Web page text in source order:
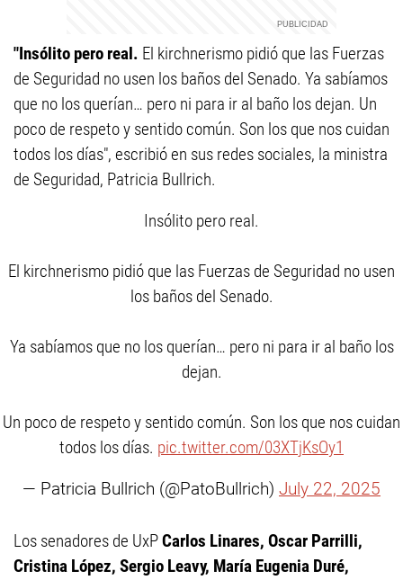
"Insólito pero real. El kirchnerismo pidió que las Fuerzas
de Seguridad no usen los baños del Senado. Ya sabíamos
que no los querían… pero ni para ir al baño los dejan. Un
poco de respeto y sentido común. Son los que nos cuidan
todos los días", escribió en sus redes sociales, la ministra
de Seguridad, Patricia Bullrich.
Insólito pero real.
El kirchnerismo pidió que las Fuerzas de Seguridad no usen
los baños del Senado.
Ya sabíamos que no los querían… pero ni para ir al baño los
dejan.
Un poco de respeto y sentido común. Son los que nos cuidan
todos los días. pic.twitter.com/03XTjKsOy1
— Patricia Bullrich (@PatoBullrich) July 22, 2025
Los senadores de UxPCarlos Linares, Oscar Parrilli,
Cristina López, Sergio Leavy, María Eugenia Duré,